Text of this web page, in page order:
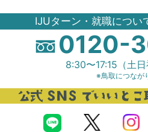
IJUターン・就職につい
0120-
8:30〜17:15（土日
※鳥取につなが